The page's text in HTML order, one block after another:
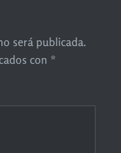
será publicada.
con *